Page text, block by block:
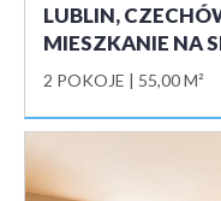
LUBLIN,
MIESZKANIE NA
2 POKOJE 55,00 M²